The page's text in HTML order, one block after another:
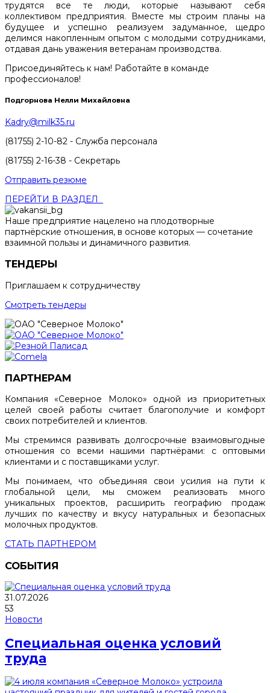
трудятся все те люди, которые называют себя
коллективом предприятия. Вместе мы строим планы на
будущее и успешно реализуем задуманное, щедро
делимся накопленным опытом с молодыми сотрудниками,
отдавая дань уважения ветеранам производства.
Присоединяйтесь к нам! Работайте в команде
профессионалов!
Подгорнова Нелли Михайловна
Kadry@milk35.ru
(81755) 2-10-82 - Служба персонала
(81755) 2-16-38 - Секретарь
Отправить резюме
ПЕРЕЙТИ В РАЗДЕЛ
Наше предприятие нацелено на плодотворные
партнёрские отношения, в основе которых — сочетание
взаимной пользы и динамичного развития.
ТЕНДЕРЫ
Приглашаем к сотрудничеству
Смотреть тендеры
ПАРТНЕРАМ
Компания «Северное Молоко» одной из приоритетных
целей своей работы считает благополучие и комфорт
своих потребителей и клиентов.
Мы стремимся развивать долгосрочные взаимовыгодные
отношения со всеми нашими партнёрами: с оптовыми
клиентами и с поставщиками услуг.
Мы понимаем, что объединяя свои усилия на пути к
глобальной цели, мы сможем реализовать много
уникальных проектов, расширить географию продаж
лучших по качеству и вкусу натуральных и безопасных
молочных продуктов.
СТАТЬ ПАРТНЕРОМ
СОБЫТИЯ
31.07.2026
53
Новости
Специальная оценка условий
труда